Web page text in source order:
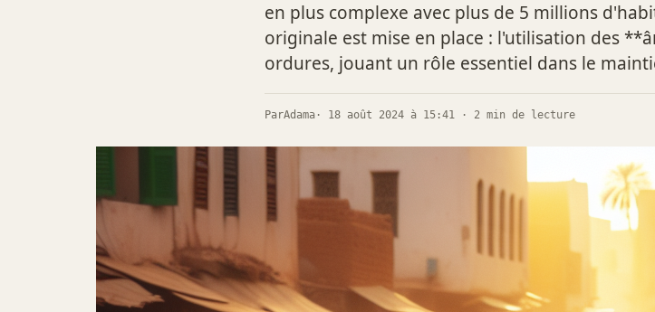
en plus complexe avec plus de 5 millions
originale est mise en place : l'utilisation des
ordures, jouant un rôle essentiel dans le
ParAdama · 18 août 2024 à 15:41 · 2 min de lecture